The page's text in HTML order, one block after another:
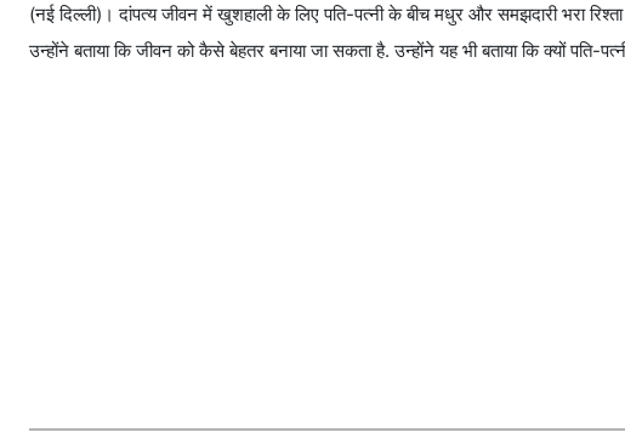
(नई दिल्ली)। दांपत्य जीवन में खुशहाली के लिए पति-पत्नी के बीच मधुर और समझदारी भरा
उन्होंने बताया कि जीवन को कैसे बेहतर बनाया जा सकता है. उन्होंने यह भी बताया कि क्यों पति-